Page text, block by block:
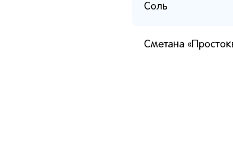
Соль
Сметана